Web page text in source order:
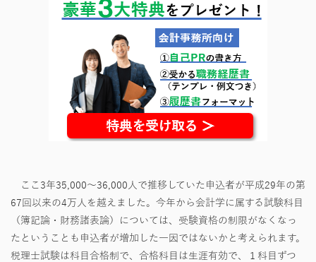
ここ3年35,000～36,000人で推移していた申込者が平成29年の第
67回以来の4万人を越えました。今年から会計学に属する試験科目
（簿記論・財務諸表論）については、受験資格の制限がなくなっ
たということも申込者が増加した一因ではないかと考えられます。
税理士試験は科目合格制で、合格科目は生涯有効で、１科目ずつ